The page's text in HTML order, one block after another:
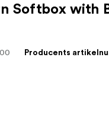
Softbox with
Producents